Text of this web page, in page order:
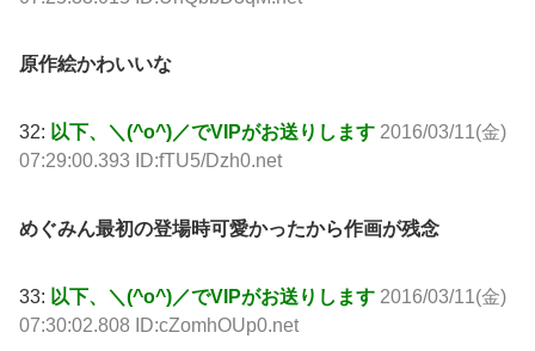
原作絵かわいいな
32: 以下、＼(^o^)／でVIPがお送りします 2016/03/11(金)
07:29:00.393 ID:fTU5/Dzh0.net
めぐみん最初の登場時可愛かったから作画が残念
33: 以下、＼(^o^)／でVIPがお送りします 2016/03/11(金)
07:30:02.808 ID:cZomhOUp0.net